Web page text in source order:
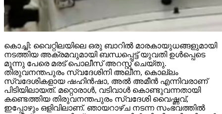
കൊച്ചി: വൈറ്റിലയിലെ ഒരു ബാറില്‍ മാരകായുധങ്ങളുമായി
നടത്തിയ അക്രമവുമായി ബന്ധപ്പെട്ട് യുവതി ഉള്‍പ്പെടെ
മൂന്നു പേരെ മരട് പൊലീസ് അറസ്റ്റ് ചെയ്തു.
തിരുവനന്തപുരം സ്വദേശിനി അലീന, കൊല്ലം
സ്വദേശികളായ ഷഹിന്‍ഷാ, അല്‍ അമീന്‍ എന്നിവരാണ്
പിടിയിലായത്. മറ്റൊരാള്‍, വടിവാള്‍ കൊണ്ടുവന്നതായി
കണ്ടെത്തിയ തിരുവനന്തപുരം സ്വദേശി വൈഷ്ണവ്,
ഇപ്പോഴും ഒളിവിലാണ്. ഞായറാഴ്ച നടന്ന സംഭവത്തില്‍